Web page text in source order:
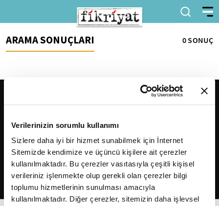
Verilerinizin sorumlu kullanımı
Sizlere daha iyi bir hizmet sunabilmek için İnternet
Sitemizde kendimize ve üçüncü kişilere ait çerezler
kullanılmaktadır. Bu çerezler vasıtasıyla çeşitli kişisel
verileriniz işlenmekte olup gerekli olan çerezler bilgi
toplumu hizmetlerinin sunulması amacıyla
kullanılmaktadır. Diğer çerezler, sitemizin daha işlevsel
ARAMA SONUÇLARI 0 SONUÇ
2026Fikriyat. Tüm hakları saklıdır.